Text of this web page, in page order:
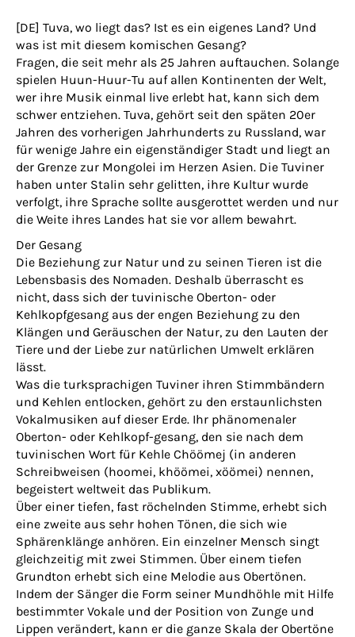
[DE] Tuva, wo liegt das? Ist es ein eigenes Land? Und
was ist mit diesem komischen Gesang?
Fragen, die seit mehr als 25 Jahren auftauchen. Solange
spielen Huun-Huur-Tu auf allen Kontinenten der Welt,
wer ihre Musik einmal live erlebt hat, kann sich dem
schwer entziehen. Tuva, gehört seit den späten 20er
Jahren des vorherigen Jahrhunderts zu Russland, war
für wenige Jahre ein eigenständiger Stadt und liegt an
der Grenze zur Mongolei im Herzen Asien. Die Tuviner
haben unter Stalin sehr gelitten, ihre Kultur wurde
verfolgt, ihre Sprache sollte ausgerottet werden und nur
die Weite ihres Landes hat sie vor allem bewahrt.
Der Gesang
Die Beziehung zur Natur und zu seinen Tieren ist die
Lebensbasis des Nomaden. Deshalb überrascht es
nicht, dass sich der tuvinische Oberton- oder
Kehlkopfgesang aus der engen Beziehung zu den
Klängen und Geräuschen der Natur, zu den Lauten der
Tiere und der Liebe zur natürlichen Umwelt erklären
lässt.
Was die turksprachigen Tuviner ihren Stimmbändern
und Kehlen entlocken, gehört zu den erstaunlichsten
Vokalmusiken auf dieser Erde. Ihr phänomenaler
Oberton- oder Kehlkopf-gesang, den sie nach dem
tuvinischen Wort für Kehle Chöömej (in anderen
Schreibweisen (hoomei, khöömei, xöömei) nennen,
begeistert weltweit das Publikum.
Über einer tiefen, fast röchelnden Stimme, erhebt sich
eine zweite aus sehr hohen Tönen, die sich wie
Sphärenklänge anhören. Ein einzelner Mensch singt
gleichzeitig mit zwei Stimmen. Über einem tiefen
Grundton erhebt sich eine Melodie aus Obertönen.
Indem der Sänger die Form seiner Mundhöhle mit Hilfe
bestimmter Vokale und der Position von Zunge und
Lippen verändert, kann er die ganze Skala der Obertöne